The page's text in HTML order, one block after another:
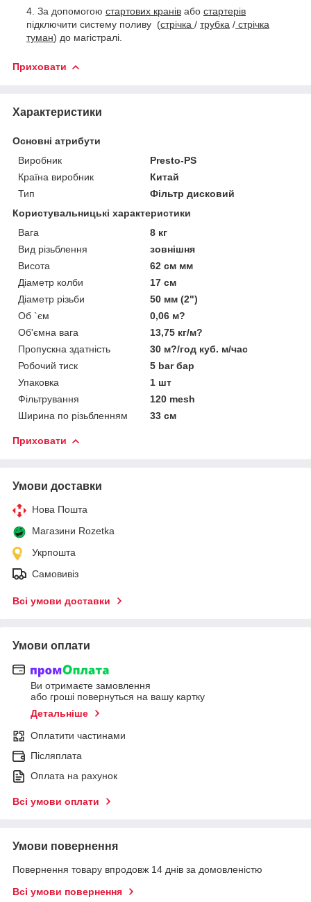
За допомогою стартових кранів або стартерів
підключити систему поливу (стрічка / трубка / стрічка
туман) до магістралі.
Приховати
Характеристики
Основні атрибути
Виробник
Presto-PS
Країна виробник
Китай
Тип
Фільтр дисковий
Користувальницькі характеристики
Вага
8 кг
Вид різьблення
зовнішня
Висота
62 см мм
Діаметр колби
17 см
Діаметр різьби
50 мм (2")
Об `єм
0,06 м?
Об'ємна вага
13,75 кг/м?
Пропускна здатність
30 м?/год куб. м/час
Робочий тиск
5 bar бар
Упаковка
1 шт
Фільтрування
120 mesh
Ширина по різьбленням
33 см
Приховати
Умови доставки
Нова Пошта
Магазини Rozetka
Укрпошта
Самовивіз
Всі умови доставки
Умови оплати
Ви отримаєте замовлення
або гроші повернуться на вашу картку
Детальніше
Оплатити частинами
Післяплата
Оплата на рахунок
Всі умови оплати
Умови повернення
Повернення товару впродовж 14 днів за домовленістю
Всі умови повернення